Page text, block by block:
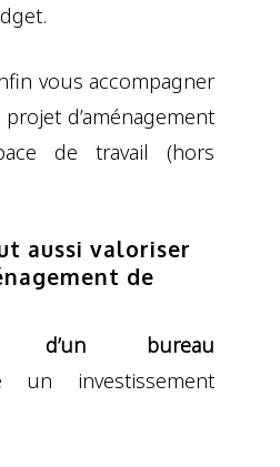
vous accompagner
d’aménagement
de travail (hors
aussi valoriser
de
d’un bureau
investissement